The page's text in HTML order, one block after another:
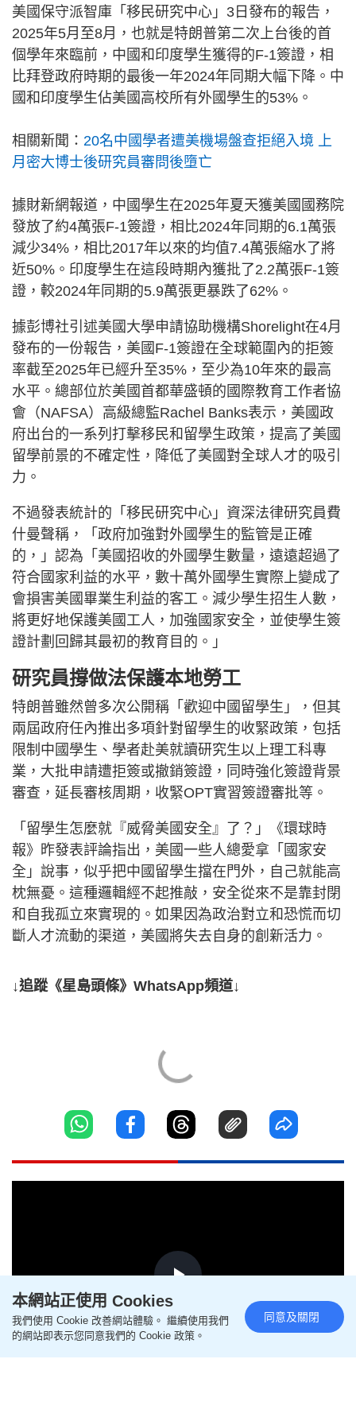
美國保守派智庫「移民研究中心」3日發布的報告，
2025年5月至8月，也就是特朗普第二次上台後的首
個學年來臨前，中國和印度學生獲得的F-1簽證，相
比拜登政府時期的最後一年2024年同期大幅下降。中
國和印度學生佔美國高校所有外國學生的53%。
相關新聞： 20名中國學者遭美機場盤查拒絕入境 上
月密大博士後研究員審問後墮亡
據財新網報道，中國學生在2025年夏天獲美國國務院
發放了約4萬張F-1簽證，相比2024年同期的6.1萬張
減少34%，相比2017年以來的均值7.4萬張縮水了將
近50%。印度學生在這段時期內獲批了2.2萬張F-1簽
證，較2024年同期的5.9萬張更暴跌了62%。
據彭博社引述美國大學申請協助機構Shorelight在4月
發布的一份報告，美國F-1簽證在全球範圍內的拒簽
率截至2025年已經升至35%，至少為10年來的最高
水平。總部位於美國首都華盛頓的國際教育工作者協
會（NAFSA）高級總監Rachel Banks表示，美國政
府出台的一系列打擊移民和留學生政策，提高了美國
留學前景的不確定性，降低了美國對全球人才的吸引
力。
不過發表統計的「移民研究中心」資深法律研究員費
什曼聲稱，「政府加強對外國學生的監管是正確
的，」認為「美國招收的外國學生數量，遠遠超過了
符合國家利益的水平，數十萬外國學生實際上變成了
會損害美國畢業生利益的客工。減少學生招生人數，
將更好地保護美國工人，加強國家安全，並使學生簽
證計劃回歸其最初的教育目的。」
研究員撐做法保護本地勞工
特朗普雖然曾多次公開稱「歡迎中國留學生」，但其
兩屆政府任內推出多項針對留學生的收緊政策，包括
限制中國學生、學者赴美就讀研究生以上理工科專
業，大批申請遭拒簽或撤銷簽證，同時強化簽證背景
審查，延長審核周期，收緊OPT實習簽證審批等。
「留學生怎麼就『威脅美國安全』了？」《環球時
報》昨發表評論指出，美國一些人總愛拿「國家安
全」說事，似乎把中國留學生擋在門外，自己就能高
枕無憂。這種邏輯經不起推敲，安全從來不是靠封閉
和自我孤立來實現的。如果因為政治對立和恐慌而切
斷人才流動的渠道，美國將失去自身的創新活力。
↓追蹤《星島頭條》WhatsApp頻道↓
Video
本網站正使用 Cookies
我們使用 Cookie 改善網站體驗。 繼續使用我們
的網站即表示您同意我們的 Cookie 政策。
同意及關閉